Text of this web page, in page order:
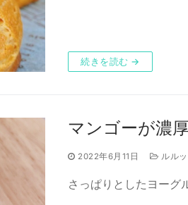
続きを読む →
マンゴーが濃
2022年6月11日 ルル
さっぱりとしたヨーグ